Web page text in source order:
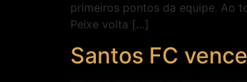
primeiros pontos da equipe. Ao
Peixe volta […]
Santos FC